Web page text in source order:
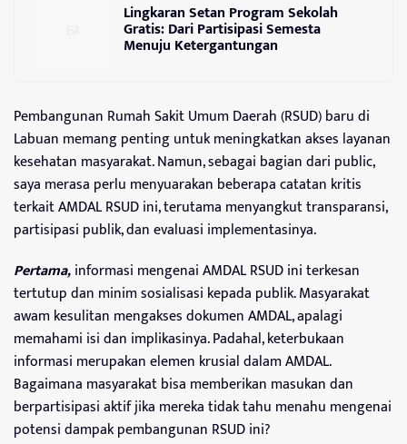
Lingkaran Setan Program Sekolah
Gratis: Dari Partisipasi Semesta
Menuju Ketergantungan
Pembangunan Rumah Sakit Umum Daerah (RSUD) baru di
Labuan memang penting untuk meningkatkan akses layanan
kesehatan masyarakat. Namun, sebagai bagian dari public,
saya merasa perlu menyuarakan beberapa catatan kritis
terkait AMDAL RSUD ini, terutama menyangkut transparansi,
partisipasi publik, dan evaluasi implementasinya.
Pertama,informasi mengenai AMDAL RSUD ini terkesan
tertutup dan minim sosialisasi kepada publik. Masyarakat
awam kesulitan mengakses dokumen AMDAL, apalagi
memahami isi dan implikasinya. Padahal, keterbukaan
informasi merupakan elemen krusial dalam AMDAL.
Bagaimana masyarakat bisa memberikan masukan dan
berpartisipasi aktif jika mereka tidak tahu menahu mengenai
potensi dampak pembangunan RSUD ini?